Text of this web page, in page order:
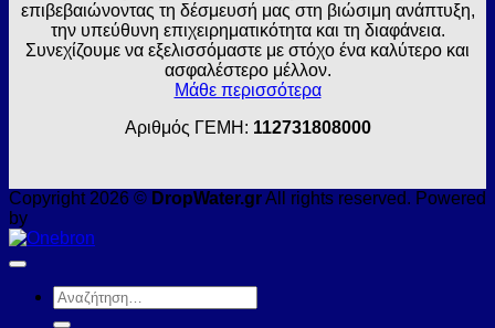
επιβεβαιώνοντας τη δέσμευσή μας στη βιώσιμη ανάπτυξη,
την υπεύθυνη επιχειρηματικότητα και τη διαφάνεια.
Συνεχίζουμε να εξελισσόμαστε με στόχο ένα καλύτερο και
ασφαλέστερο μέλλον.
Μάθε περισσότερα
Αριθμός ΓΕΜΗ: 112731808000
Copyright 2026 © DropWater.grAll rights reserved. Powered
by
Αναζήτηση
για: